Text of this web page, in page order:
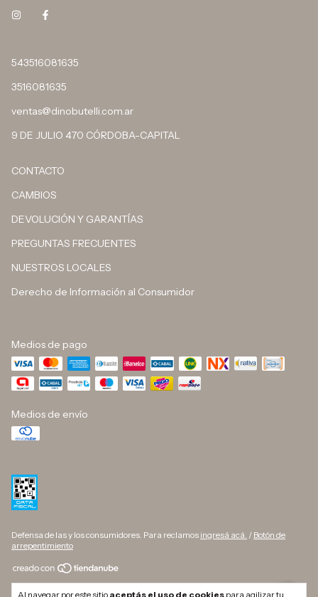
Al navegar por este sitio aceptás el uso de cookies para agilizar tu
543516081635
3516081635
ventas@dinobutelli.com.ar
9 DE JULIO 470 CÓRDOBA-CAPITAL
CONTACTO
CAMBIOS
DEVOLUCIÓN Y GARANTÍAS
PREGUNTAS FRECUENTES
NUESTROS LOCALES
Derecho de Información al Consumidor
Medios de pago
Medios de envío
Defensa de las y los consumidores. Para reclamos ingresá acá. / Botón de
arrepentimiento
Copyright DINO BUTELLI - 33709627169 - 2026. Todos los derechos